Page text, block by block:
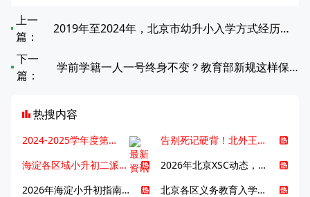
上一
篇：
2019年至2024年，北京市幼升小入学方式经历了哪些变化？
下一
篇：
学前学籍一人一号终身不变？教育部新规这样保障权益
热搜内容
2024-2025学年度第一学期北京各区期末考试真题试卷汇总
告别死记硬背！北外王牌精读词汇课，帮孩子突破英语词汇难关
海淀各区域小升初二派全攻略合集！区域一至五志愿填报、升学策略详解
2026年北京XSC动态，持续更新中ing...
2026年海淀小升初指南，一文了解招生政策要点
北京各区义务教育入学咨询电话汇总，25年小升初家长提前收藏